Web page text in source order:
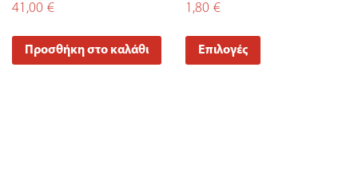
41,00 €
Προσθήκη στο καλάθι
1,80 €
Επιλογές